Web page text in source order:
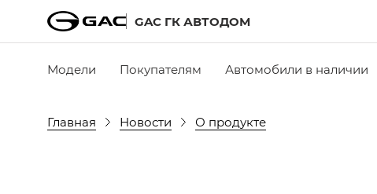
GAC ГК АВТОДОМ
Модели Покупателям Автомобили в наличии
Главная Новости О продукте